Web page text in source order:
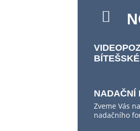
NADAČNÍ
Zveme Vás
nadačního